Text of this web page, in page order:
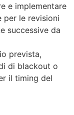
e implementare
per le revisioni
successive da
prevista,
di blackout o
il timing del